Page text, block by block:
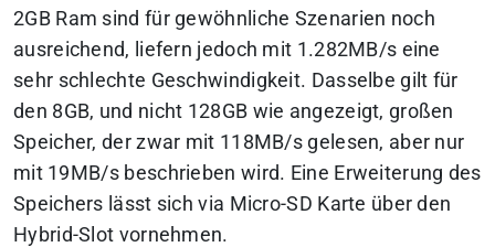
2GB Ram sind für gewöhnliche Szenarien noch
ausreichend, liefern jedoch mit 1.282MB/s eine
sehr schlechte Geschwindigkeit. Dasselbe gilt für
den 8GB, und nicht 128GB wie angezeigt, großen
Speicher, der zwar mit 118MB/s gelesen, aber nur
mit 19MB/s beschrieben wird. Eine Erweiterung des
Speichers lässt sich via Micro-SD Karte über den
Hybrid-Slot vornehmen.